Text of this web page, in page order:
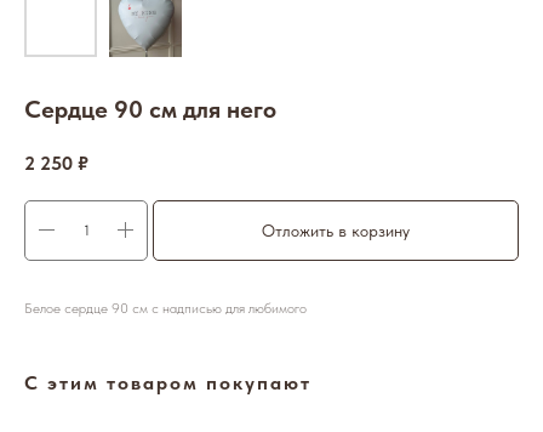
Сердце 90 см для него
2 250 ₽
Отложить в корзину
Белое сердце 90 см с надписью для любимого
С этим товаром покупают